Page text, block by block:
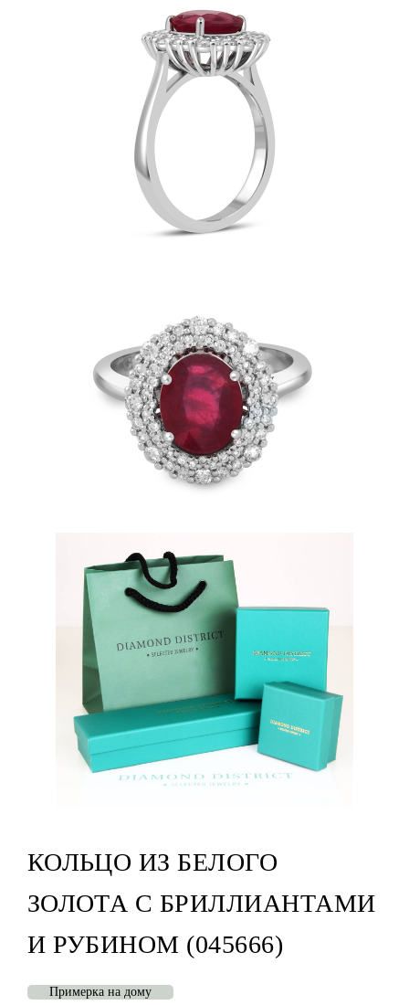
КОЛЬЦО ИЗ БЕЛОГО
ЗОЛОТА С БРИЛЛИАНТАМИ
И РУБИНОМ (045666)
Примерка на дому